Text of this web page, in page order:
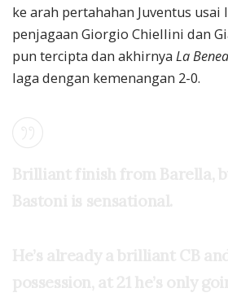
ke arah pertahahan Juventus usai
penjagaan Giorgio Chiellini dan
pun tercipta dan akhirnya La
laga dengan kemenangan 2-0.